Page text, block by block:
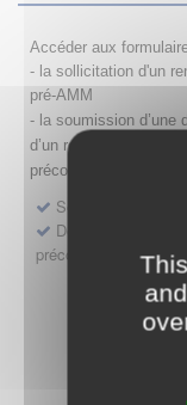
Accéder aux
- la sollicitation d'un
pré-AMM
- la soumission d’une
d’un renouvellement,
précoce
Sollicitation RDV
Déposer une
précoce